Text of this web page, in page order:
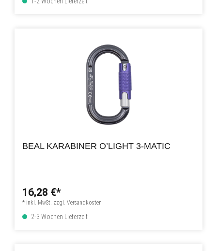
BEAL KARABINER O’LIGHT 3-MATIC
16,28 €*
* inkl. MwSt. zzgl. Versandkosten
2-3 Wochen Lieferzeit